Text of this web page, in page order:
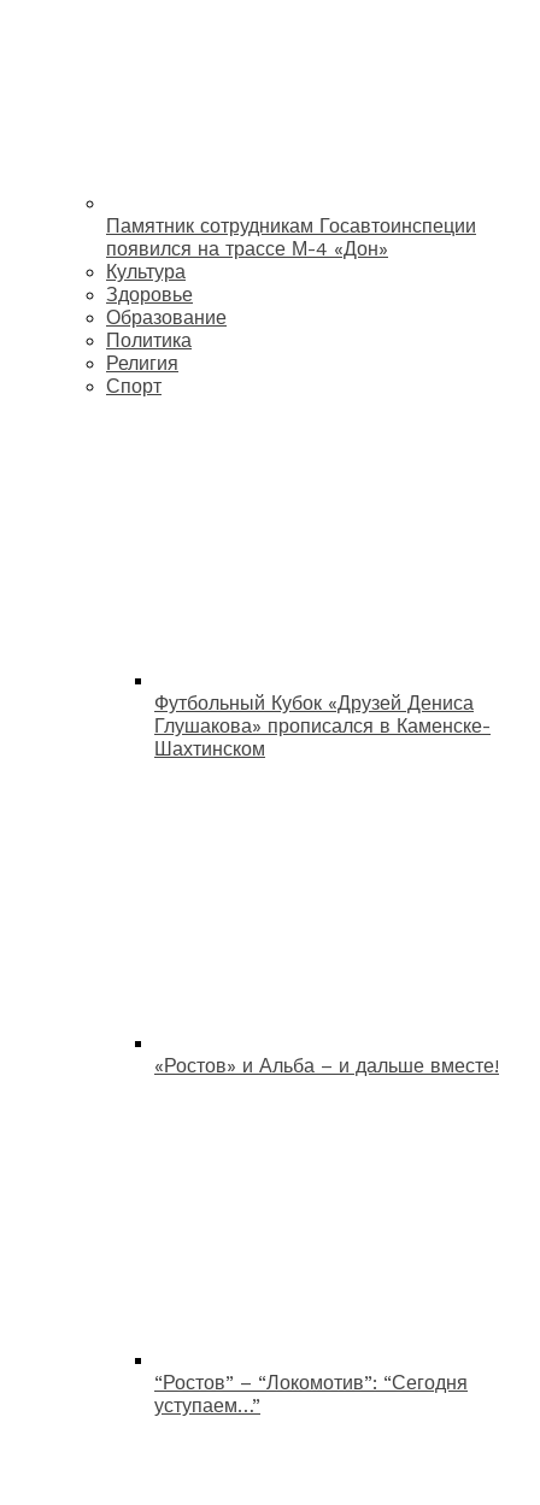
Памятник сотрудникам Госавтоинспеции
появился на трассе М-4 «Дон»
Культура
Здоровье
Образование
Политика
Религия
Спорт
Футбольный Кубок «Друзей Дениса
Глушакова» прописался в Каменске-
Шахтинском
«Ростов» и Альба – и дальше вместе!
“Ростов” – “Локомотив”: “Сегодня
уступаем…”